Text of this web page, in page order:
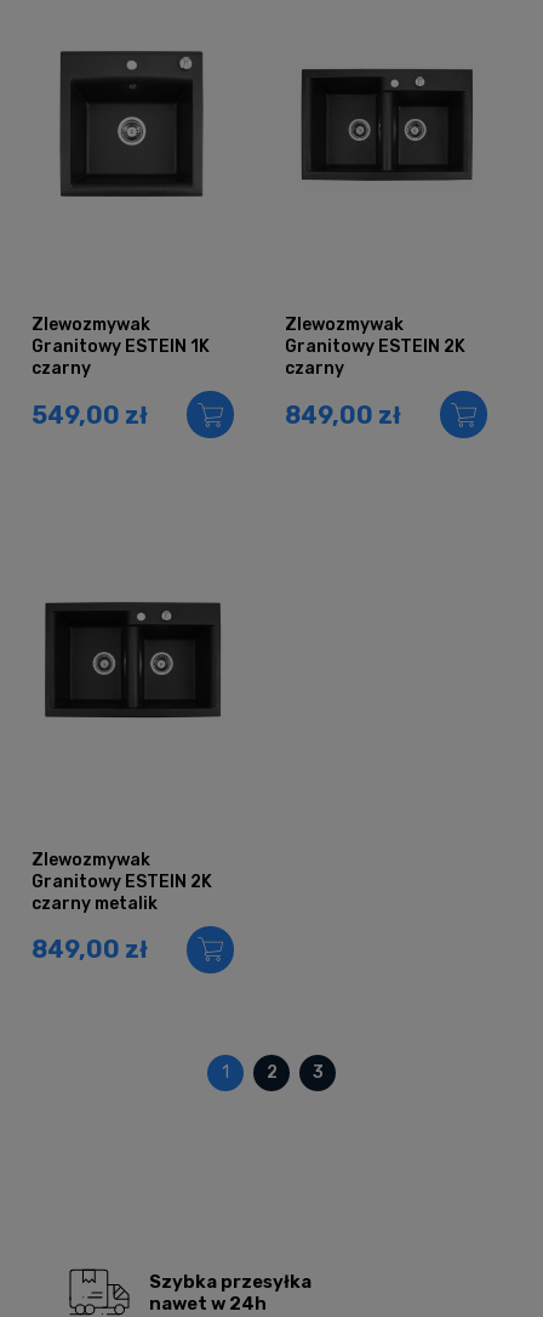
Zlewozmywak
Granitowy ESTEIN 1K
czarny
549,00 zł
Zlewozmywak
Granitowy ESTEIN 2K
czarny
849,00 zł
Zlewozmywak
Granitowy ESTEIN 2K
czarny metalik
849,00 zł
1 2 3
Szybka przesyłka
nawet w 24h